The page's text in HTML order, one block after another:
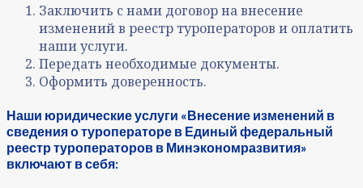
Заключить с нами договор на внесение
изменений в реестр туроператоров и оплатить
наши услуги.
Передать необходимые документы.
Оформить доверенность.
Наши юридические услуги «Внесение изменений в
сведения о туроператоре в Единый федеральный
реестр туроператоров в Минэкономразвития»
включают в себя: